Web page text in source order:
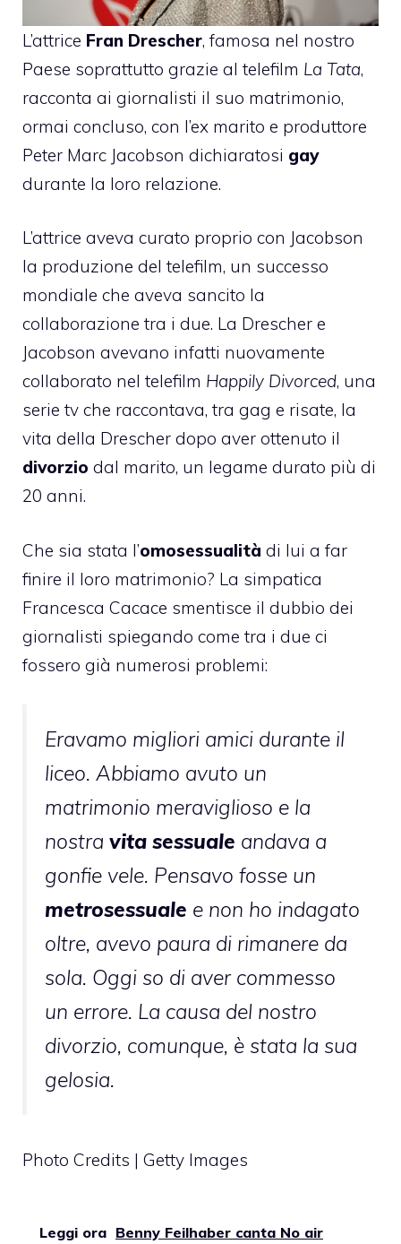
L’attrice Fran Drescher, famosa nel nostro
Paese soprattutto grazie al telefilm La Tata,
racconta ai giornalisti il suo matrimonio,
ormai concluso, con l’ex marito e produttore
Peter Marc Jacobson dichiaratosi gay
durante la loro relazione.
L’attrice aveva curato proprio con Jacobson
la produzione del telefilm, un successo
mondiale che aveva sancito la
collaborazione tra i due. La Drescher e
Jacobson avevano infatti nuovamente
collaborato nel telefilm Happily Divorced, una
serie tv che raccontava, tra gag e risate, la
vita della Drescher dopo aver ottenuto il
divorzio dal marito, un legame durato più di
20 anni.
Che sia stata l’omosessualità di lui a far
finire il loro matrimonio? La simpatica
Francesca Cacace smentisce il dubbio dei
giornalisti spiegando come tra i due ci
fossero già numerosi problemi:
Eravamo migliori amici durante il
liceo. Abbiamo avuto un
matrimonio meraviglioso e la
nostra vita sessuale andava a
gonfie vele. Pensavo fosse un
metrosessuale e non ho indagato
oltre, avevo paura di rimanere da
sola. Oggi so di aver commesso
un errore. La causa del nostro
divorzio, comunque, è stata la sua
gelosia.
Photo Credits | Getty Images
Leggi ora Benny Feilhaber canta No air